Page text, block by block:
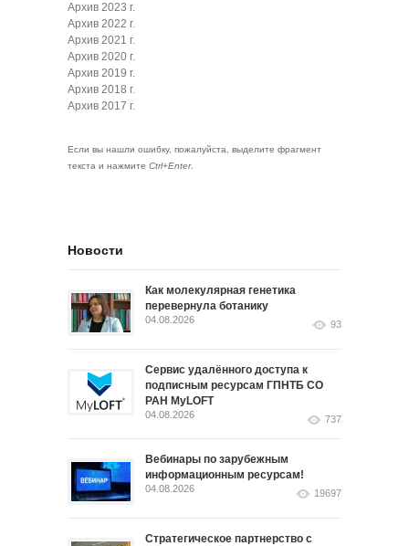
Архив 2023 г.
Архив 2022 г.
Архив 2021 г.
Архив 2020 г.
Архив 2019 г.
Архив 2018 г.
Архив 2017 г.
Если вы нашли ошибку, пожалуйста, выделите фрагмент
текста и нажмите Ctrl+Enter.
Новости
Как молекулярная генетика
перевернула ботанику
04.08.2026 93
Сервис удалённого доступа к
подписным ресурсам ГПНТБ СО
РАН MyLOFT
04.08.2026 737
Вебинары по зарубежным
информационным ресурсам!
04.08.2026 19697
Стратегическое партнерство с